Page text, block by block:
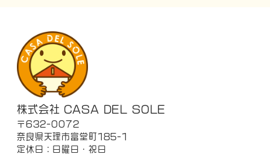
株式会社 CASA DEL SOLE
〒632-0072
奈良県天理市富堂町185-1
定休日：日曜日・祝日